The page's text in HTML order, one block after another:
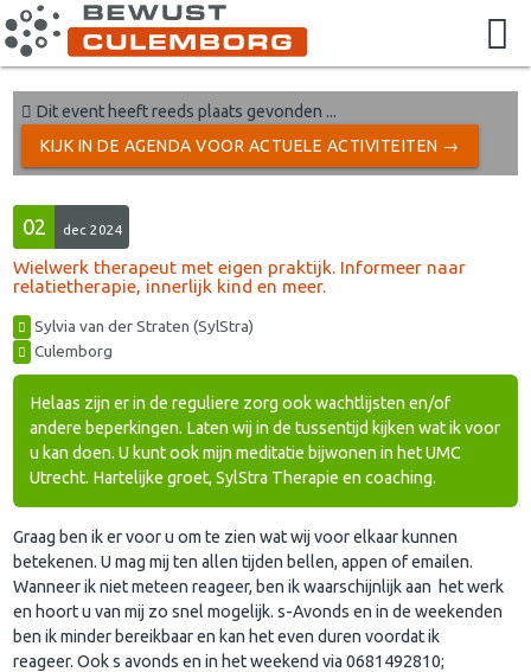
Dit event heeft reeds plaats gevonden ...
KIJK IN DE AGENDA VOOR ACTUELE ACTIVITEITEN →
02 dec 2024
Wielwerk therapeut met eigen praktijk. Informeer naar
relatietherapie, innerlijk kind en meer.
Sylvia van der Straten (SylStra)
Culemborg
Helaas zijn er in de reguliere zorg ook wachtlijsten en/of
andere beperkingen. Laten wij in de tussentijd kijken wat ik voor
u kan doen. U kunt ook mijn meditatie bijwonen in het UMC
Utrecht. Hartelijke groet, SylStra Therapie en coaching.
Graag ben ik er voor u om te zien wat wij voor elkaar kunnen
betekenen. U mag mij ten allen tijden bellen, appen of emailen.
Wanneer ik niet meteen reageer, ben ik waarschijnlijk aan het werk
en hoort u van mij zo snel mogelijk. s-Avonds en in de weekenden
ben ik minder bereikbaar en kan het even duren voordat ik
reageer. Ook s avonds en in het weekend via 0681492810;